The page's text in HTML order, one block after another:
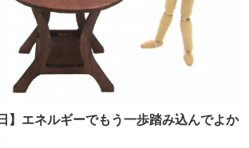
】エネルギーでもう一歩踏み込んでよか